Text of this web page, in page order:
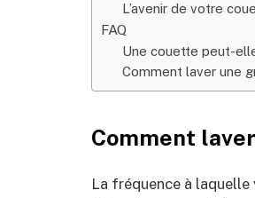
L’avenir de votre
FAQ
Une couette peut-
Comment laver une
Comment
La fréquence à